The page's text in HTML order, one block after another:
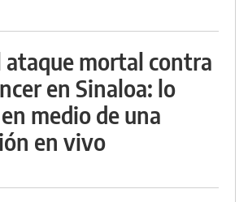
ataque mortal contra
en Sinaloa: lo
medio de una
en vivo